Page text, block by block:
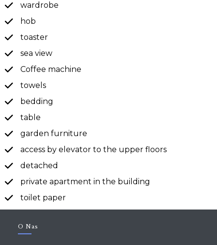
wardrobe
hob
toaster
sea ​​view
Coffee machine
towels
bedding
table
garden furniture
access by elevator to the upper floors
detached
private apartment in the building
toilet paper
O Nas